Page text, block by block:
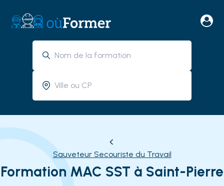
Sauveteur Secouriste du Travail
Formation MAC SST à Saint-Pierre